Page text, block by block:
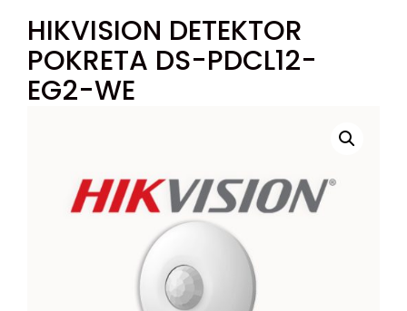
HIKVISION DETEKTOR
POKRETA DS-PDCL12-
EG2-WE